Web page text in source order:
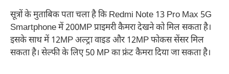
सूत्रों के मुताबिक पता चला है कि Redmi Note 13 Pro Max 5G
Smartphone में 200MP प्राइमरी कैमरा देखने को मिल सकता है।
इसके साथ में 12MP अल्ट्रा वाइड और 12MP फोकस सेंसर मिल
सकता है। सेल्फी के लिए 50 MP का फ्रंट कैमरा दिया जा सकता है।